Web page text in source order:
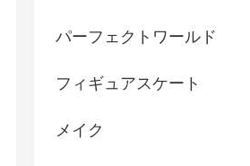
パーフェクトワールド
フィギュアスケート
メイク